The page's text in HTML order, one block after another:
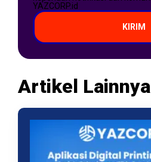
YAZCORP.id
KIRIM
Artikel Lainnya